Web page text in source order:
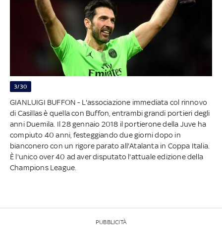
3/30
GIANLUIGI BUFFON - L'associazione immediata col rinnovo
di Casillas è quella con Buffon, entrambi grandi portieri degli
anni Duemila. Il 28 gennaio 2018 il portierone della Juve ha
compiuto 40 anni, festeggiando due giorni dopo in
bianconero con un rigore parato all'Atalanta in Coppa Italia.
È l'unico over 40 ad aver disputato l'attuale edizione della
Champions League.
PUBBLICITÀ